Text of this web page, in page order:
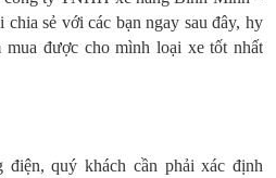
sẻ với các bạn ngay sau đây, hy
được cho mình loại xe tốt nhất
quý khách cần phải xác định